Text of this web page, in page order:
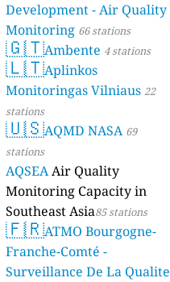
Development - Air Quality
Monitoring 66 stations
🇬🇹Ambente 4 stations
🇱🇹Aplinkos
Monitoringas Vilniaus 22
stations
🇺🇸AQMD NASA 69
stations
AQSEAAir Quality
Monitoring Capacity in
Southeast Asia85 stations
🇫🇷ATMO Bourgogne-
Franche-Comté -
Surveillance De La Qualite